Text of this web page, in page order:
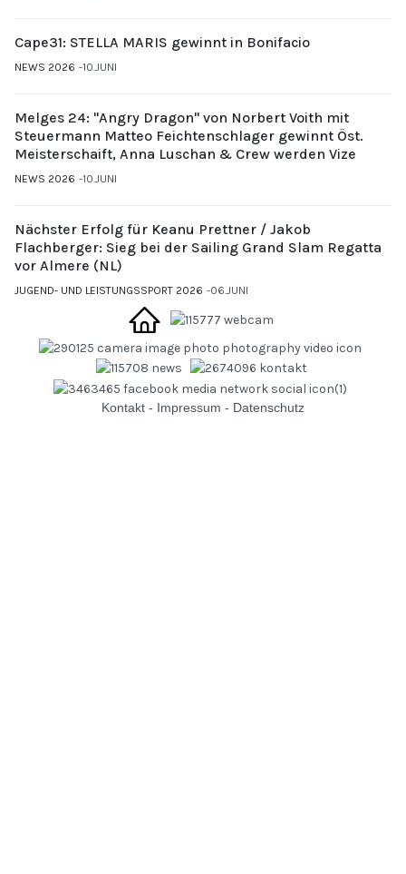
Cape31: STELLA MARIS gewinnt in Bonifacio
NEWS 2026 10.JUNI
Melges 24: "Angry Dragon" von Norbert Voith mit
Steuermann Matteo Feichtenschlager gewinnt Öst.
Meisterschaift, Anna Luschan & Crew werden Vize
NEWS 2026 10.JUNI
Nächster Erfolg für Keanu Prettner / Jakob
Flachberger: Sieg bei der Sailing Grand Slam Regatta
vor Almere (NL)
JUGEND- UND LEISTUNGSSPORT 2026 06.JUNI
Kontakt - Impressum - Datenschutz